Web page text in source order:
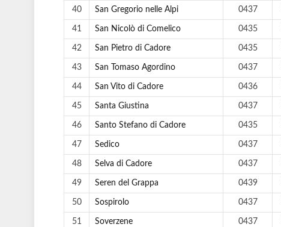
40 San Gregorio nelle Alpi 0437
41 San Nicolò di Comelico 0435
42 San Pietro di Cadore 0435
43 San Tomaso Agordino 0437
44 San Vito di Cadore 0436
45 Santa Giustina 0437
46 Santo Stefano di Cadore 0435
47 Sedico 0437
48 Selva di Cadore 0437
49 Seren del Grappa 0439
50 Sospirolo 0437
51 Soverzene 0437